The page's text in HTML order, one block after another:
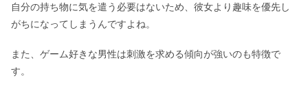
自分の持ち物に気を遣う必要はないため、彼女より趣味を優先し
がちになってしまうんですよね。
また、ゲーム好きな男性は刺激を求める傾向が強いのも特徴で
す。